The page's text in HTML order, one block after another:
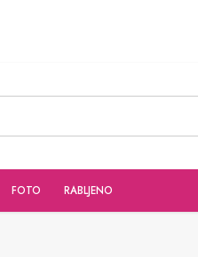
FOTO RABLJENO